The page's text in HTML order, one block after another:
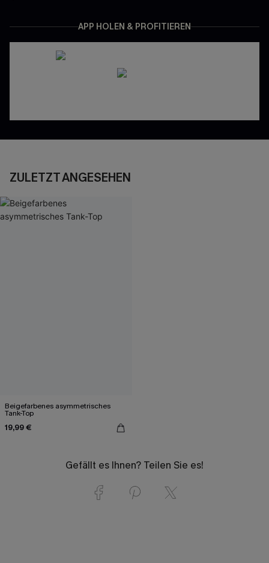
APP HOLEN & PROFITIEREN
ZULETZT ANGESEHEN
Beigefarbenes asymmetrisches
Tank-Top
19,99 €
Gefällt es Ihnen? Teilen Sie es!